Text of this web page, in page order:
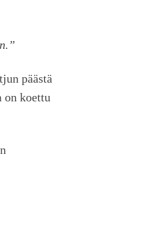
päästä
on koettu